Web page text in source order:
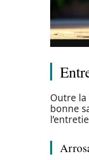
Outre
bonne